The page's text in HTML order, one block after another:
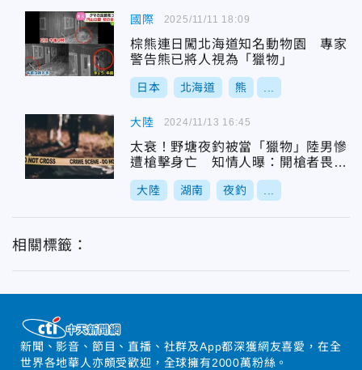
國際
棕熊連日闖北海道知名動物園 專家
警告熊已將人視為「獵物」
日本 北海道 熊
2025/11/11 18:09
大陸
太衰！野塘夜釣被當「獵物」陸男慘
遭槍擊身亡 知情人曝：開槍者畏罪
輕生
大陸 湖南 夜釣
2024/11/13 16:45
相關標籤：
新聞、影音、節目、直播、社群及App都深獲網友喜愛，在全
世界各地華人亦頗受歡迎，全球擁有2000萬粉絲。